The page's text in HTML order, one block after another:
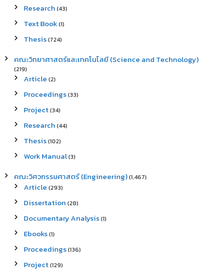
Research (43)
Text Book(1)
Thesis(724)
คณะวิทยาศาสตร์และเทคโนโลยี (Science and Technology)
(219)
Article (2)
Proceedings(33)
Project(34)
Research (44)
Thesis(102)
Work Manual(3)
คณะวิศวกรรมศาสตร์ (Engineering)(1,467)
Article (293)
Dissertation (28)
Documentary Analysis(1)
Ebooks(1)
Proceedings(136)
Project(129)